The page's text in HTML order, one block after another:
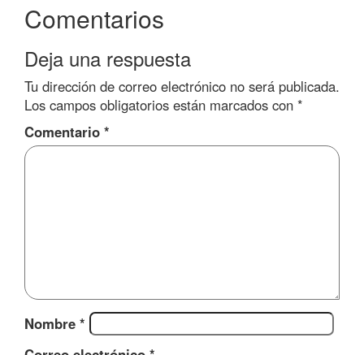
Comentarios
Deja una respuesta
Tu dirección de correo electrónico no será publicada.
Los campos obligatorios están marcados con *
Comentario *
Nombre *